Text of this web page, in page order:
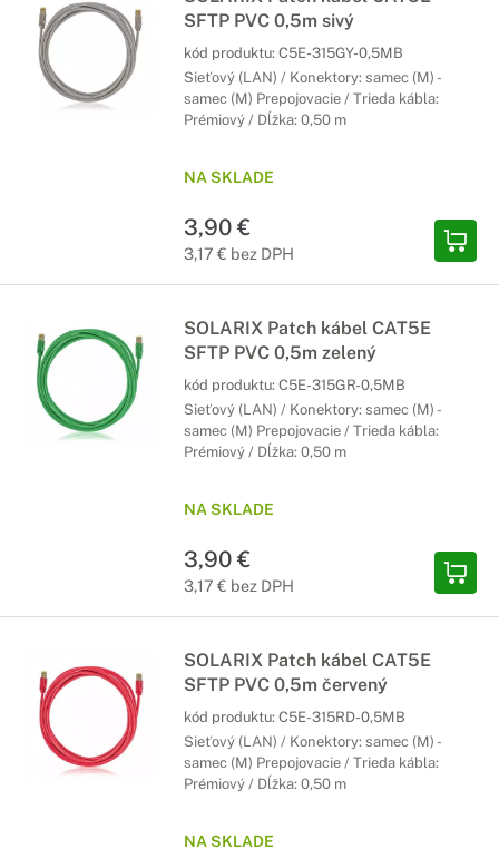
SFTP PVC 0,5m sivý
kód produktu: C5E-315GY-0,5MB
Sieťový (LAN) / Konektory: samec (M) -
samec (M) Prepojovacie / Trieda kábla:
Prémiový / Dĺžka: 0,50 m
NA SKLADE
3,90 €
3,17 € bez DPH
SOLARIX Patch kábel CAT5E
SFTP PVC 0,5m zelený
kód produktu: C5E-315GR-0,5MB
Sieťový (LAN) / Konektory: samec (M) -
samec (M) Prepojovacie / Trieda kábla:
Prémiový / Dĺžka: 0,50 m
NA SKLADE
3,90 €
3,17 € bez DPH
SOLARIX Patch kábel CAT5E
SFTP PVC 0,5m červený
kód produktu: C5E-315RD-0,5MB
Sieťový (LAN) / Konektory: samec (M) -
samec (M) Prepojovacie / Trieda kábla:
Prémiový / Dĺžka: 0,50 m
NA SKLADE